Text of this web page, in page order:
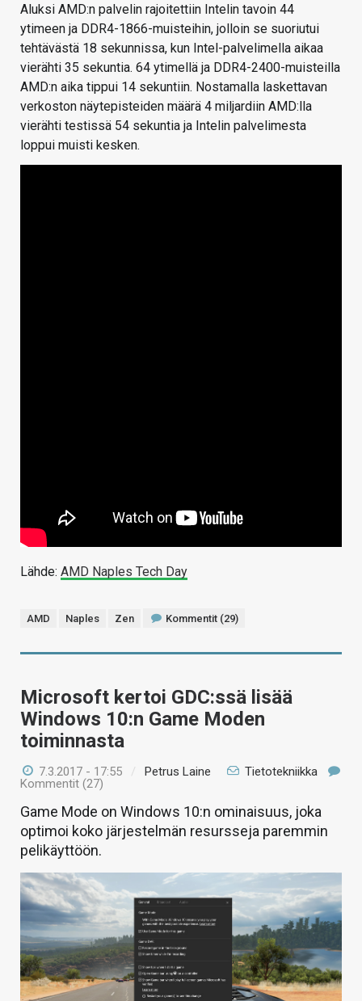
Aluksi AMD:n palvelin rajoitettiin Intelin tavoin 44
ytimeen ja DDR4-1866-muisteihin, jolloin se suoriutui
tehtävästä 18 sekunnissa, kun Intel-palvelimella aikaa
vierähti 35 sekuntia. 64 ytimellä ja DDR4-2400-muisteilla
AMD:n aika tippui 14 sekuntiin. Nostamalla laskettavan
verkoston näytepisteiden määrä 4 miljardiin AMD:lla
vierähti testissä 54 sekuntia ja Intelin palvelimesta
loppui muisti kesken.
Lähde: AMD Naples Tech Day
AMD Naples Zen Kommentit (29)
Microsoft kertoi GDC:ssä lisää
Windows 10:n Game Moden
toiminnasta
7.3.2017 - 17:55 / Petrus Laine
Tietotekniikka
Kommentit (27)
Game Mode on Windows 10:n ominaisuus, joka
optimoi koko järjestelmän resursseja paremmin
pelikäyttöön.